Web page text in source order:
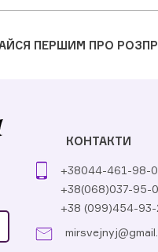
ПЕРШИМ ПРО
КОНТАКТИ
+38044-461-98-
+38(068)037-95-
+38 (099)454-